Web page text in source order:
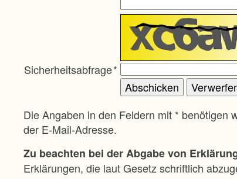
Sicherheitsabfrage*
Die Angaben in den Feldern mit * benötigen
der E-Mail-Adresse.
Zu beachten bei der Abgabe von
Erklärungen, die laut Gesetz schriftlich